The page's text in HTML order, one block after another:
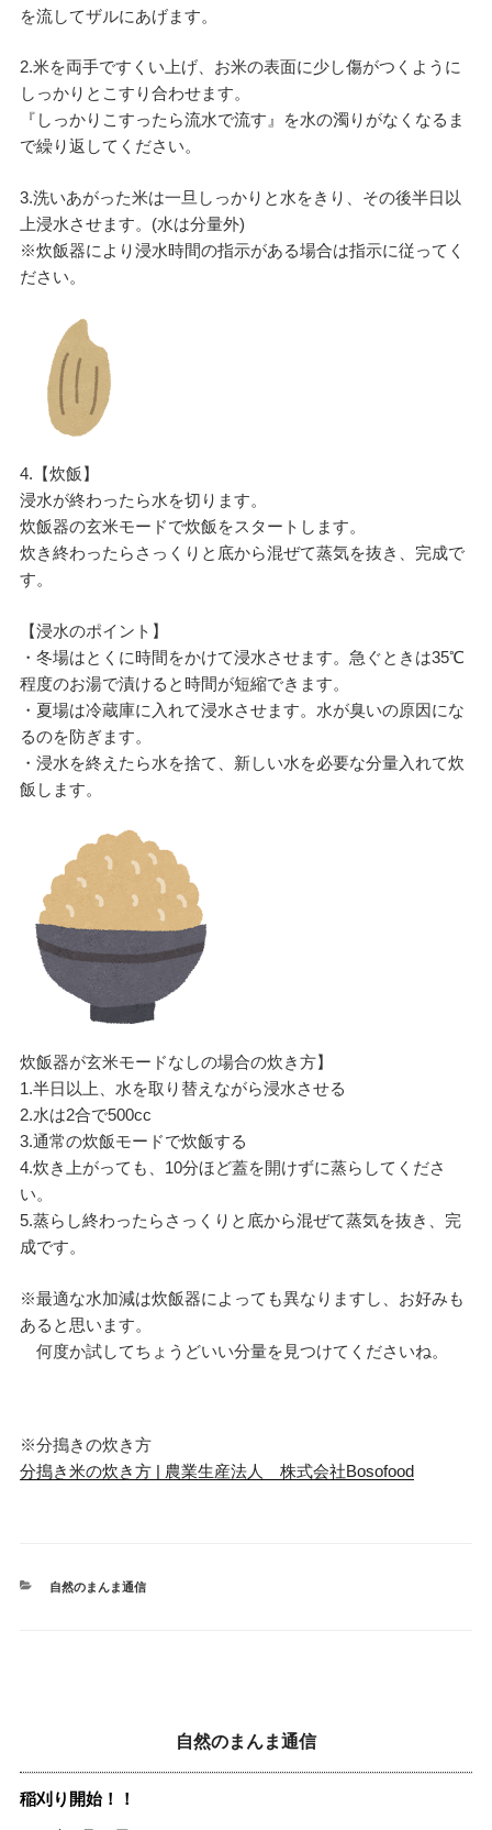
を流してザルにあげます。
2.米を両手ですくい上げ、お米の表面に少し傷がつくように
しっかりとこすり合わせます。
『しっかりこすったら流水で流す』を水の濁りがなくなるま
で繰り返してください。
3.洗いあがった米は一旦しっかりと水をきり、その後半日以
上浸水させます。(水は分量外)
※炊飯器により浸水時間の指示がある場合は指示に従ってく
ださい。
4.【炊飯】
浸水が終わったら水を切ります。
炊飯器の玄米モードで炊飯をスタートします。
炊き終わったらさっくりと底から混ぜて蒸気を抜き、完成で
す。
【浸水のポイント】
・冬場はとくに時間をかけて浸水させます。急ぐときは35℃
程度のお湯で漬けると時間が短縮できます。
・夏場は冷蔵庫に入れて浸水させます。水が臭いの原因にな
るのを防ぎます。
・浸水を終えたら水を捨て、新しい水を必要な分量入れて炊
飯します。
炊飯器が玄米モードなしの場合の炊き方】
1.半日以上、水を取り替えながら浸水させる
2.水は2合で500cc
3.通常の炊飯モードで炊飯する
4.炊き上がっても、10分ほど蓋を開けずに蒸らしてくださ
い。
5.蒸らし終わったらさっくりと底から混ぜて蒸気を抜き、完
成です。
※最適な水加減は炊飯器によっても異なりますし、お好みも
あると思います。
何度か試してちょうどいい分量を見つけてくださいね。
※分搗きの炊き方
分搗き米の炊き方 | 農業生産法人 株式会社Bosofood
カ
自然のまんま通信
自然のまんま通信
稲刈り開始！！